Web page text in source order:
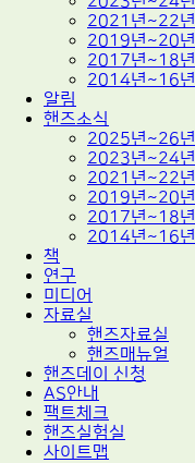
2021년~22년
2019년~20년
2017년~18년
2014년~16년
알림
핸즈소식
2025년~26년
2023년~24년
2021년~22년
2019년~20년
2017년~18년
2014년~16년
책
연구
미디어
자료실
핸즈자료실
핸즈매뉴얼
핸즈데이 신청
AS안내
팩트체크
핸즈실험실
사이트맵